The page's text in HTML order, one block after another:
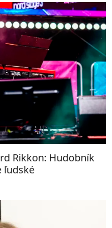
Rikkon: Hudobník
ľudské